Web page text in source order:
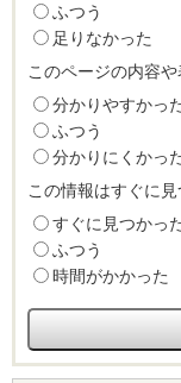
ふつう
足りなかった
このページの内容
分かりやすかっ
ふつう
分かりにくかっ
この情報はすぐに
すぐに見つかっ
ふつう
時間がかかった